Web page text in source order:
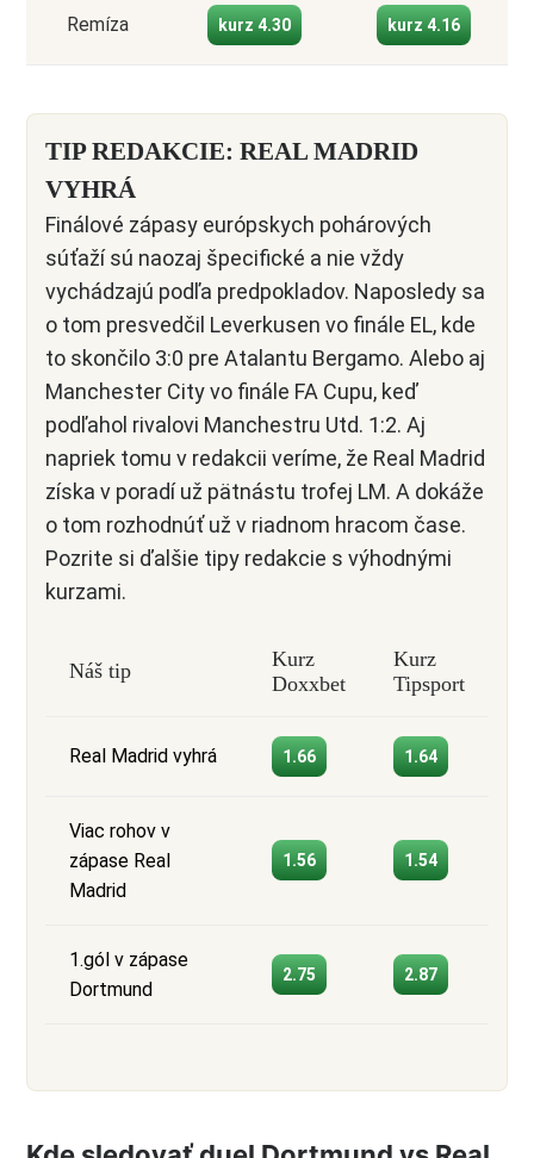
Remíza kurz 4.30 kurz 4.16
TIP REDAKCIE: REAL MADRID
VYHRÁ
Finálové zápasy európskych pohárových
súťaží sú naozaj špecifické a nie vždy
vychádzajú podľa predpokladov. Naposledy sa
o tom presvedčil Leverkusen vo finále EL, kde
to skončilo 3:0 pre Atalantu Bergamo. Alebo aj
Manchester City vo finále FA Cupu, keď
podľahol rivalovi Manchestru Utd. 1:2. Aj
napriek tomu v redakcii veríme, že Real Madrid
získa v poradí už pätnástu trofej LM. A dokáže
o tom rozhodnúť už v riadnom hracom čase.
Pozrite si ďalšie tipy redakcie s výhodnými
kurzami.
Náš tip
Kurz
Doxxbet
Kurz
Tipsport
Real Madrid vyhrá 1.66 1.64
Viac rohov v
zápase Real
Madrid
1.56 1.54
1.gól v zápase
Dortmund
2.75 2.87